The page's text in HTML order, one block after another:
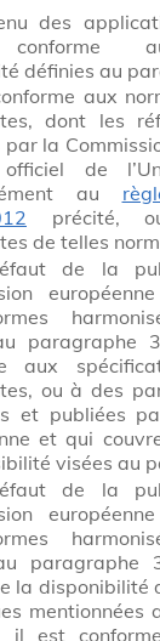
des
conforme
définies au
aux
dont les
la
officiel de
au
précité,
de telles
de la
paragraphe
aux
ou à des
et publiées
et qui
visées au
de la
la disponibilité
mentionnées
il est